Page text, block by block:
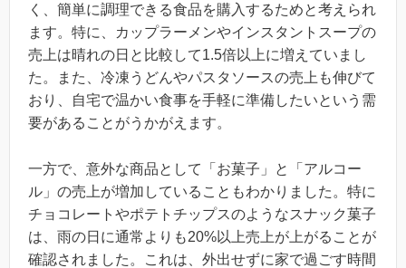
く、簡単に調理できる食品を購入するためと考えられ
ます。特に、カップラーメンやインスタントスープの
売上は晴れの日と比較して1.5倍以上に増えていまし
た。また、冷凍うどんやパスタソースの売上も伸びて
おり、自宅で温かい食事を手軽に準備したいという需
要があることがうかがえます。
一方で、意外な商品として「お菓子」と「アルコー
ル」の売上が増加していることもわかりました。特に
チョコレートやポテトチップスのようなスナック菓子
は、雨の日に通常よりも20%以上売上が上がることが
確認されました。これは、外出せずに家で過ごす時間